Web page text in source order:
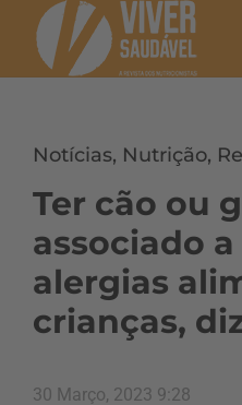
Notícias, Nutrição,
Ter cão ou
associado
alergias
crianças,
30 Março, 2023 9:28